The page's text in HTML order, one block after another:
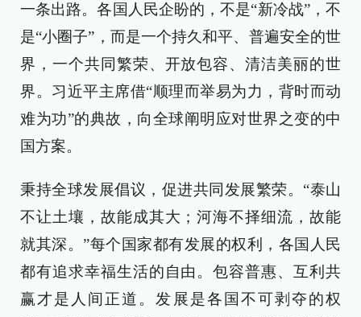
一条出路。各国人民企盼的，不是“新冷战”，不
是“小圈子”，而是一个持久和平、普遍安全的世
界，一个共同繁荣、开放包容、清洁美丽的世
界。习近平主席借“顺理而举易为力，背时而动
难为功”的典故，向全球阐明应对世界之变的中
国方案。
秉持全球发展倡议，促进共同发展繁荣。“泰山
不让土壤，故能成其大；河海不择细流，故能
就其深。”每个国家都有发展的权利，各国人民
都有追求幸福生活的自由。包容普惠、互利共
赢才是人间正道。发展是各国不可剥夺的权